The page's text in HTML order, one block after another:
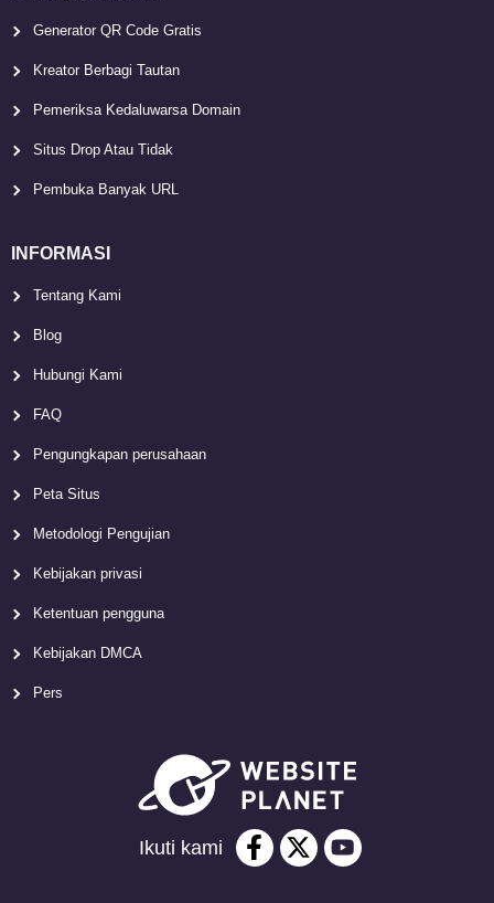
Generator QR Code Gratis
Kreator Berbagi Tautan
Pemeriksa Kedaluwarsa Domain
Situs Drop Atau Tidak
Pembuka Banyak URL
INFORMASI
Tentang Kami
Blog
Hubungi Kami
FAQ
Pengungkapan perusahaan
Peta Situs
Metodologi Pengujian
Kebijakan privasi
Ketentuan pengguna
Kebijakan DMCA
Pers
Ikuti kami